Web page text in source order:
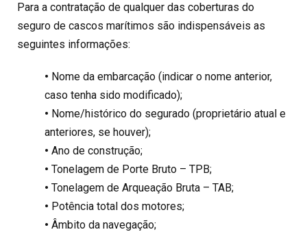
Para a contratação de qualquer das coberturas do
seguro de cascos marítimos são indispensáveis as
seguintes informações:
• Nome da embarcação (indicar o nome anterior,
caso tenha sido modificado);
• Nome/histórico do segurado (proprietário atual e
anteriores, se houver);
• Ano de construção;
• Tonelagem de Porte Bruto – TPB;
• Tonelagem de Arqueação Bruta – TAB;
• Potência total dos motores;
• Âmbito da navegação;